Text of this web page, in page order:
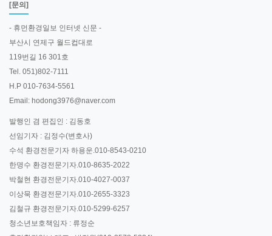
[문의]
- 휴먼환경일보 인터넷 신문 -
부산시 연제구 월드컵대로
119번길 16 301호
Tel. 051)802-7111
H.P 010-7634-5561
Email: hodong3976@naver.com
발행인 겸 편집인 : 김동호
선임기자 : 김정수(변호사)
수석 환경전문기자 하용운.010-8543-0210
한명수 환경전문기자.010-8635-2022
박철현 환경전문기자.010-4027-0037
이상묵 환경전문기자.010-2655-3323
김철규 환경전문기자.010-5299-6257
청소년보호책임자 : 류정순